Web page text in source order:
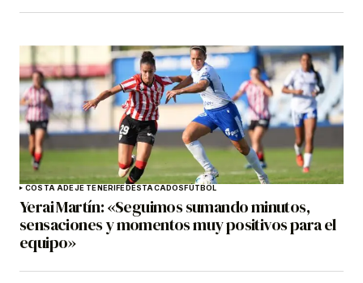
COSTA ADEJE TENERIFEDESTACADOSFÚTBOL
Yerai Martín: «Seguimos sumando minutos,
sensaciones y momentos muy positivos para el
equipo»